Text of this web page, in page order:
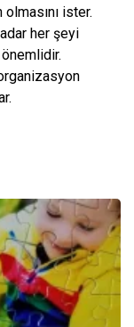
ister.
her şeyi